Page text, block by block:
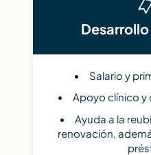
Salario y
Apoyo clínico
Ayuda a la
renovación,